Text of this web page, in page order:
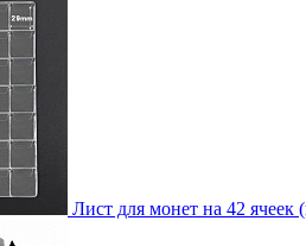
Лист для монет на 42